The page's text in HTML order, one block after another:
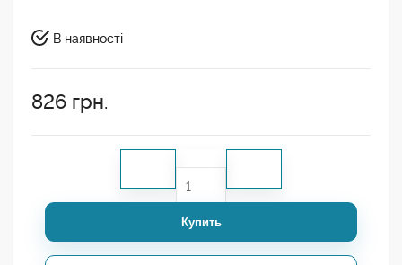
В наявності
826 грн.
Купить